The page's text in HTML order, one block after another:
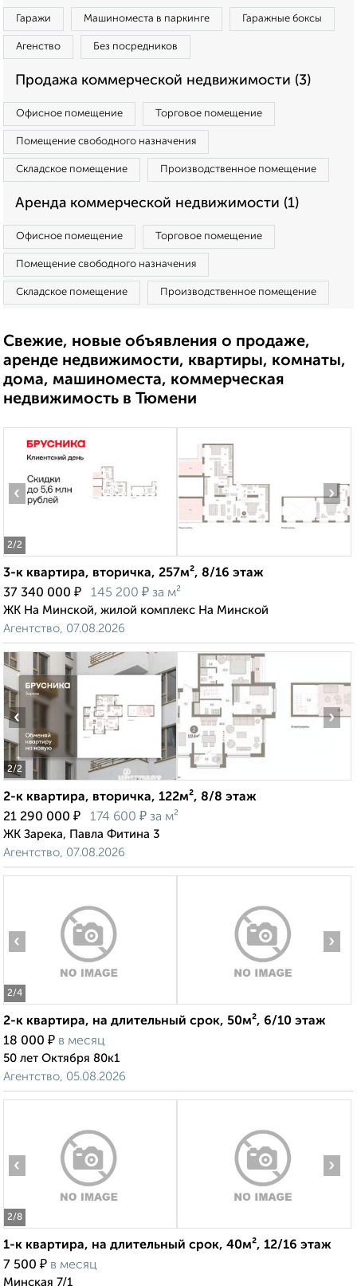
Гаражи Машиноместа в паркинге Гаражные боксы
Агенство Без посредников
Продажа коммерческой недвижимости (3)
Офисное помещение Торговое помещение
Помещение свободного назначения
Складское помещение Производственное помещение
Аренда коммерческой недвижимости (1)
Офисное помещение Торговое помещение
Помещение свободного назначения
Складское помещение Производственное помещение
Свежие, новые объявления о продаже,
аренде недвижимости, квартиры, комнаты,
дома, машиноместа, коммерческая
недвижимость в Тюмени
2/2
‹ ›
3-к квартира, вторичка, 257м², 8/16 этаж
37 340 000 ₽ 145 200 ₽ за м²
ЖК На Минской, жилой комплекс На Минской
Агентство, 07.08.2026
2/2
‹ ›
2-к квартира, вторичка, 122м², 8/8 этаж
21 290 000 ₽ 174 600 ₽ за м²
ЖК Зарека, Павла Фитина 3
Агентство, 07.08.2026
2/4
‹ ›
2-к квартира, на длительный срок, 50м², 6/10 этаж
18 000 ₽ в месяц
50 лет Октября 80к1
Агентство, 05.08.2026
2/8
‹ ›
1-к квартира, на длительный срок, 40м², 12/16 этаж
7 500 ₽ в месяц
Минская 7/1